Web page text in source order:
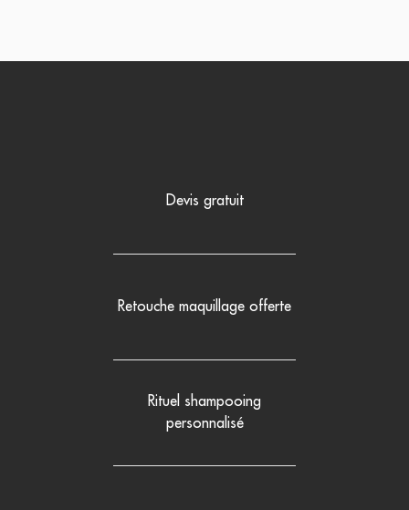
Devis gratuit
Retouche maquillage offerte
Rituel shampooing
personnalisé